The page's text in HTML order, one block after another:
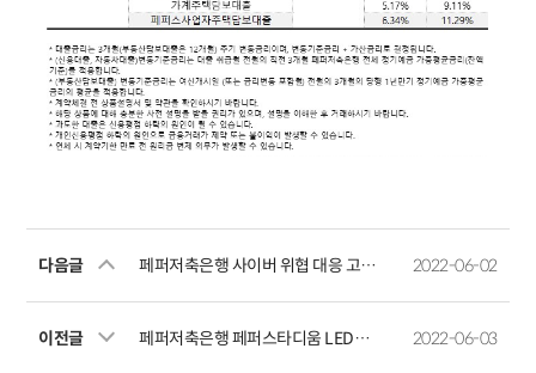
다음글 페퍼저축은행 사이버 위협 대응 고도화 컨설팅 업체 입찰 공고 2022-06-02
이전글 페퍼저축은행 페퍼스타디움 LED전광판 구축 입찰 공고 2022-06-03